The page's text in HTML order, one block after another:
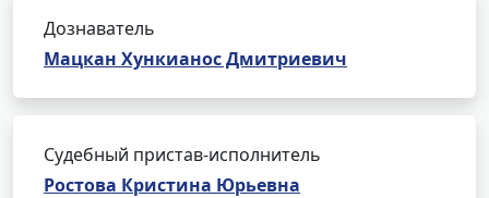
Дознаватель
Мацкан Хункианос Дмитриевич
Судебный пристав-исполнитель
Ростова Кристина Юрьевна